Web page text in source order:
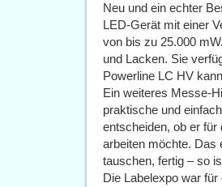
Neu und ein echter
LED-Gerät mit einer
von bis zu 25.000
und Lacken. Sie
Powerline LC HV
Ein weiteres Messe-
praktische und
entscheiden, ob er
arbeiten möchte. Das
tauschen, fertig – so
Die Labelexpo war